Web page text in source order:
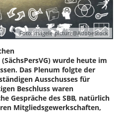
Foto: magele-picture@AdobeStock
wurde heute im
Das Plenum folgte der
Ausschusses für
Beschluss waren
Gespräche des SBB, natürlich
Mitgliedsgewerkschaften,